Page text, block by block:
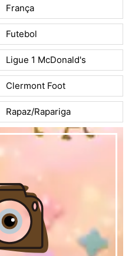
França
Futebol
Ligue 1 McDonald's
Clermont Foot
Rapaz/Rapariga